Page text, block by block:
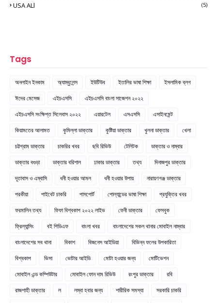
USA ALl (5)
Tags
অনলাইন ইনকাম অ্যাম্বুলেন্স ইউটিউব ইতালির ভাষা শিক্ষা
ইসলামিক ব্লগ
ঈদের মেসেজ
এইচএসসি
এইচএসসি বাংলা সাজেশন ২০২২
এইচএসসি সংক্ষিপ্ত সিলেবাস ২০২২
এয়ারটেল এসএসসি
এসাইনমেন্ট
কিয়ামতের আলামত
কুমিল্লা ডাক্তার কুষ্টিয়া ডাক্তার খুলনা ডাক্তার
খেলা
চট্টগ্রাম ডাক্তার
চাকরির খবর ছবি রিভিউ টেলিটক
ডাক্তার ও নাম্বার
ডাক্তার বগুড়া
ডাক্তার বরিশাল ঢাকার ডাক্তার তথ্য
দিনাজপুর ডাক্তার
দূতাবাস ও এম্বাসি
ধনী হওয়ার আমল ধনী হওয়ার উপায়
নারায়ণগঞ্জ ডাক্তার
পরকীয়া
পাইবেট চাকরি পাসপোর্ট পোল্যান্ডের ভাষা শিক্ষা
প্রযুক্তির খবর
ফরমালিন তথ্য
ফিফা বিশ্বকাপ ২০২২ লাইভ ফেনী ডাক্তার
ফেসবুক
ফ্রিল্যান্সিং
বই পিডিএফ বাংলা খবর
বাংলাদেশের সকল থানার মোবাইল নাম্বার
বাংলাদেশের সব থানা
বিকাশ বিজনেস আইডিয়া
বিভিন্ন ফলের উপকারিতা
বিশ্বকাপ
ভিসা ভোটার আইডি মোটা হওয়ার জন্য
মোটিভেশন
মোবাইল এন্ড কম্পিউটার
মোবাইল ফোন দাম রিভিউ রংপুর ডাক্তার
রবি
রাজশাহী ডাক্তার
ল লম্বা হবার জন্য শারীরিক সমস্যা
সরকারি চাকরি